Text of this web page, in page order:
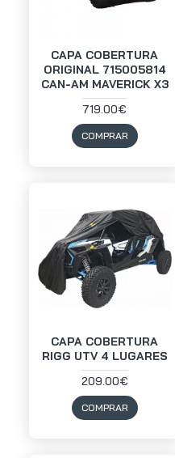
CAPA COBERTURA
ORIGINAL 715005814
CAN-AM MAVERICK X3
719.00€
COMPRAR
CAPA COBERTURA
RIGG UTV 4 LUGARES
209.00€
COMPRAR